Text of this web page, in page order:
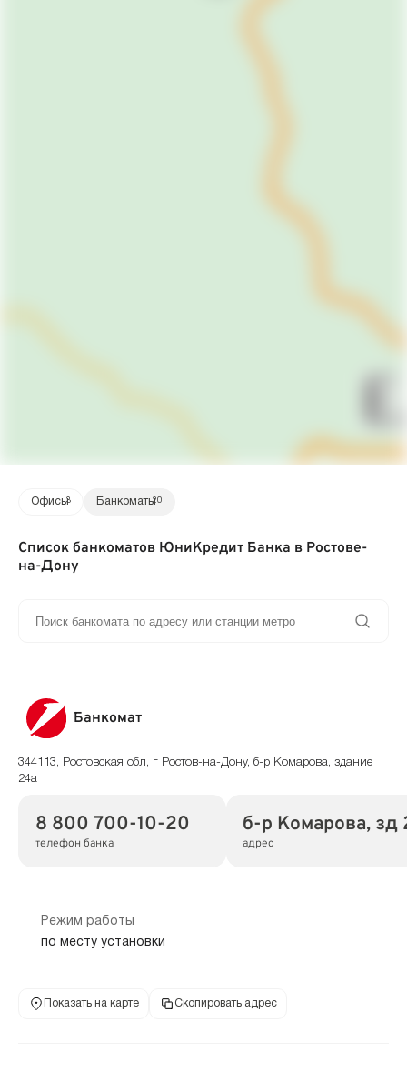
Офисы3 Банкоматы20
Список банкоматов ЮниКредит Банка в Ростове-
на-Дону
Банкомат
344113, Ростовская обл, г Ростов-на-Дону, б-р Комарова, здание
24а
8 800 700-10-20
телефон банка
б-р Комарова, зд
адрес
Режим работы
по месту установки
Показать на карте Скопировать адрес